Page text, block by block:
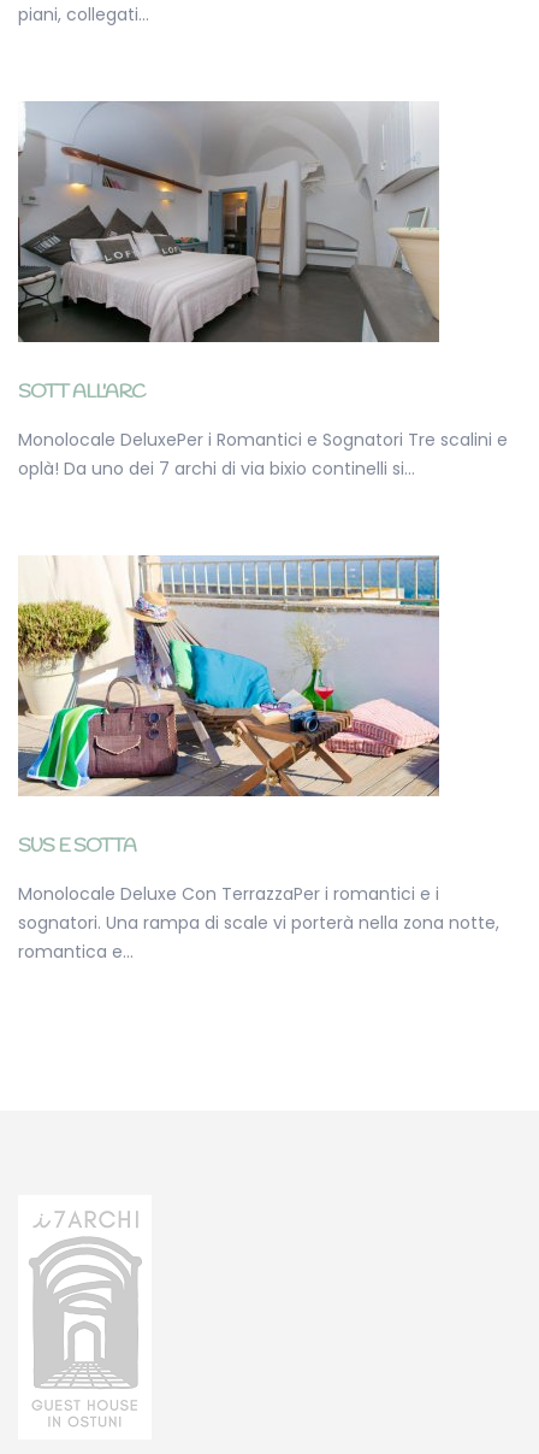
piani, collegati…
SOTT ALL'ARC
Monolocale DeluxePer i Romantici e Sognatori Tre scalini e
oplà! Da uno dei 7 archi di via bixio continelli si…
SUS E SOTTA
Monolocale Deluxe Con TerrazzaPer i romantici e i
sognatori. Una rampa di scale vi porterà nella zona notte,
romantica e…